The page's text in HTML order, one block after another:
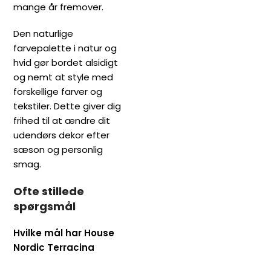
mange år fremover.
Den naturlige
farvepalette i natur og
hvid gør bordet alsidigt
og nemt at style med
forskellige farver og
tekstiler. Dette giver dig
frihed til at ændre dit
udendørs dekor efter
sæson og personlig
smag.
Ofte stillede
spørgsmål
Hvilke mål har House
Nordic Terracina